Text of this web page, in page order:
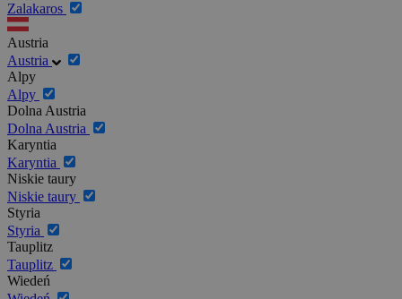
Zalakaros
Austria
Austria
Alpy
Alpy
Dolna Austria
Dolna Austria
Karyntia
Karyntia
Niskie taury
Niskie taury
Styria
Styria
Tauplitz
Tauplitz
Wiedeń